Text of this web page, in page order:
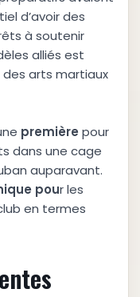
d’avoir des
à soutenir
alliés est
arts martiaux
première pour
dans une cage
auparavant.
ique pour les
en termes